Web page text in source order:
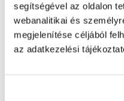
segítségével az oldalon
webanalitikai és
megjelenítése céljából
az adatkezelési